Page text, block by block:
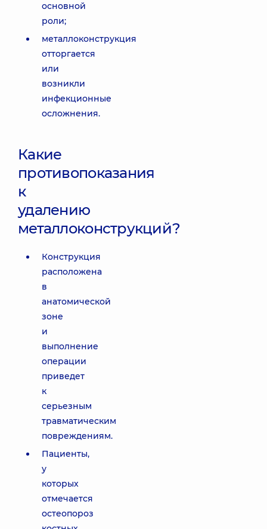
основной
роли;
металлоконструкция
отторгается
или
возникли
инфекционные
осложнения.
Какие
противопоказания
к
удалению
металлоконструкций?
Конструкция
расположена
в
анатомической
зоне
и
выполнение
операции
приведет
к
серьезным
травматическим
повреждениям.
Пациенты,
у
которых
отмечается
остеопороз